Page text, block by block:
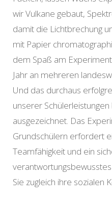
wir Vulkane gebaut,
damit die Lichtbrechung
mit Papier
dem Spaß am
Jahr an mehreren
Und das durchaus
unserer
ausgezeichnet. Das
Grundschülern erfordert
Teamfähigkeit und ein
Sie zugleich ihre sozialen